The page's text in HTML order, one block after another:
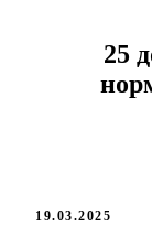
25
19.03.2025